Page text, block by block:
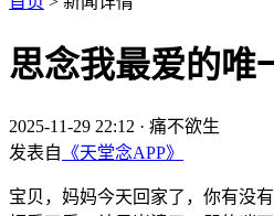
思念我最爱的唯
2025-11-29 22:12 · 痛不欲生
发表自 《天堂念APP》
宝贝，妈妈今天回家了，你有没